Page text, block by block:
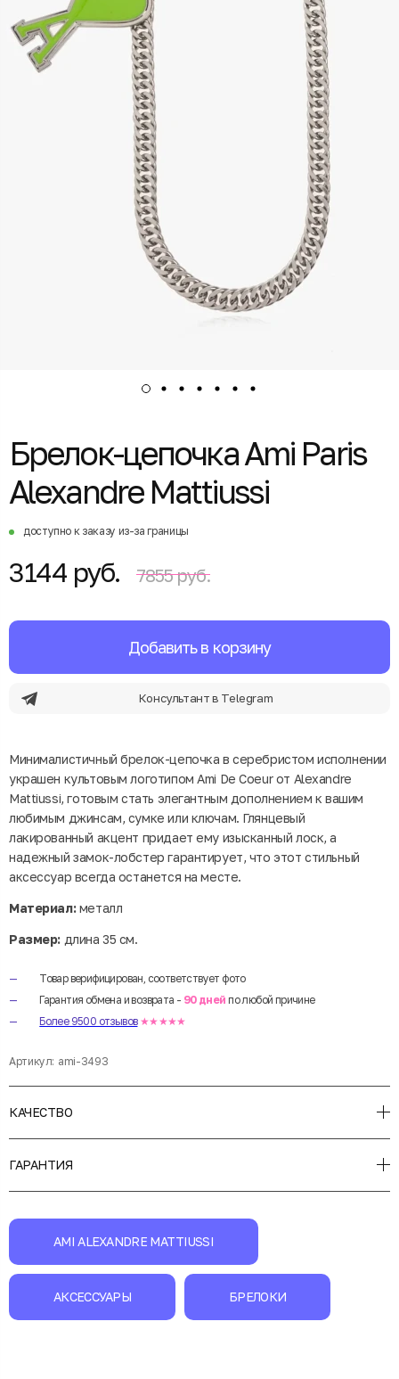
Брелок-цепочка Ami Paris
Alexandre Mattiussi
доступно к заказу из-за границы
3144 руб. 7855 руб.
Добавить в корзину
Консультант в Telegram
Минималистичный брелок-цепочка в серебристом исполнении
украшен культовым логотипом Ami De Coeur от Alexandre
Mattiussi, готовым стать элегантным дополнением к вашим
любимым джинсам, сумке или ключам. Глянцевый
лакированный акцент придает ему изысканный лоск, а
надежный замок-лобстер гарантирует, что этот стильный
аксессуар всегда останется на месте.
Материал:металл
Размер: длина 35 см.
Товар верифицирован, соответствует фото
Гарантия обмена и возврата - 90 дней по любой причине
Более 9500 отзывов ★★★★★
Артикул: ami-3493
КАЧЕСТВО
ГАРАНТИЯ
AMI ALEXANDRE MATTIUSSI
АКСЕССУАРЫ БРЕЛОКИ